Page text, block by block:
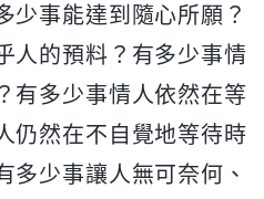
少事能達到隨心所願？
人的預料？有多少事情
有多少事情人依然在等
仍然在不自覺地等待時
多少事讓人無可奈何、